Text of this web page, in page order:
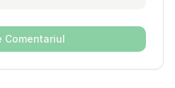
Comentariul